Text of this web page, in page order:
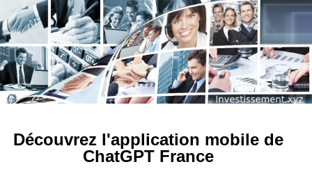
Découvrez l'application mobile de
ChatGPT France